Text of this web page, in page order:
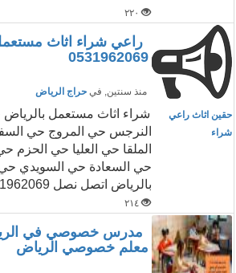
٢٢٠
راعي شراء اثاث
0531962069
منذ سنتين, في حراج الرياض
حقين اثاث راعي
شراء
شراء اثاث مستعمل
النرجس حي المروج حي
الملقا حي العليا حي
حي السعادة حي السويدي
بالرياض اتصل نصل 0531962069...
٢١٤
معلم خصوصي الرياض